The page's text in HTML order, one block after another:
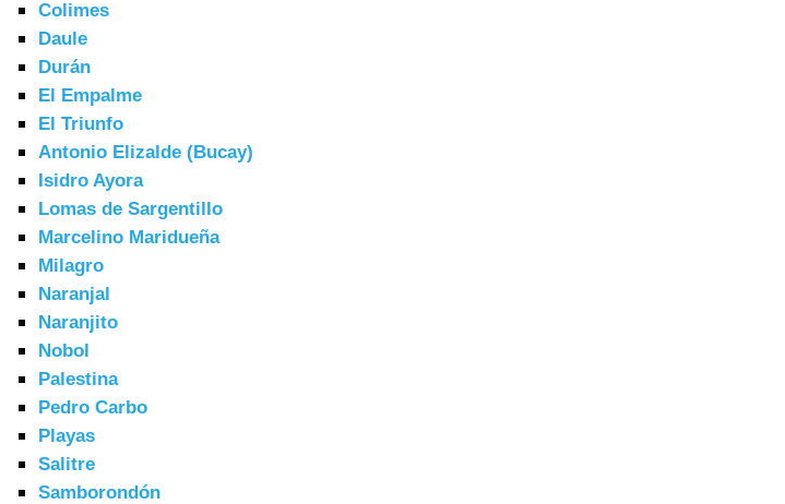
Colimes
Daule
Durán
El Empalme
El Triunfo
Antonio Elizalde (Bucay)
Isidro Ayora
Lomas de Sargentillo
Marcelino Maridueña
Milagro
Naranjal
Naranjito
Nobol
Palestina
Pedro Carbo
Playas
Salitre
Samborondón